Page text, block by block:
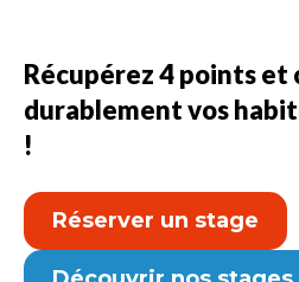
Récupérez 4 points et
durablement vos
!
Réserver un stage